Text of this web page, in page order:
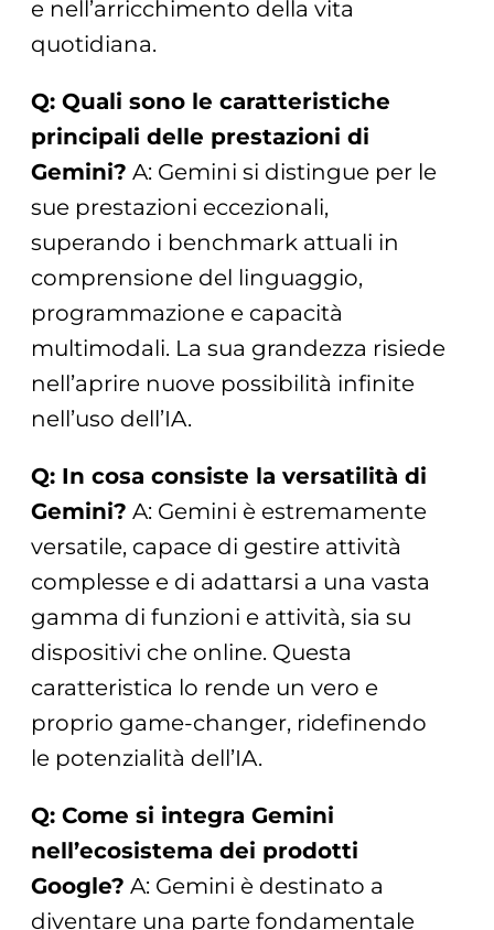
e nell’arricchimento della vita
quotidiana.
Q: Quali sono le caratteristiche
principali delle prestazioni di
Gemini? A: Gemini si distingue per le
sue prestazioni eccezionali,
superando i benchmark attuali in
comprensione del linguaggio,
programmazione e capacità
multimodali. La sua grandezza risiede
nell’aprire nuove possibilità infinite
nell’uso dell’IA.
Q: In cosa consiste la versatilità di
Gemini? A: Gemini è estremamente
versatile, capace di gestire attività
complesse e di adattarsi a una vasta
gamma di funzioni e attività, sia su
dispositivi che online. Questa
caratteristica lo rende un vero e
proprio game-changer, ridefinendo
le potenzialità dell’IA.
Q: Come si integra Gemini
nell’ecosistema dei prodotti
Google? A: Gemini è destinato a
diventare una parte fondamentale